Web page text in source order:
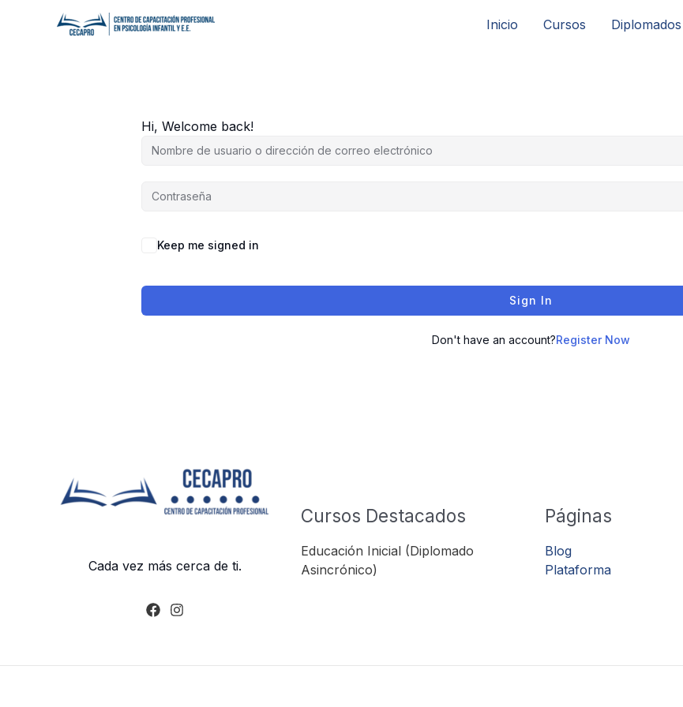
Inicio Cursos Diplomados
Hi, Welcome back!
Keep me signed in
Sign In
Don't have an account?Register Now
Cada vez más cerca de ti.
Cursos Destacados
Educación Inicial (Diplomado
Asincrónico)
Páginas
Blog
Plataforma